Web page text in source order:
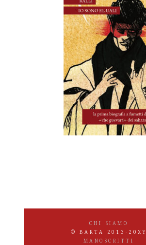
CHI SIAMO
© BARTA 2013-20XY
MANOSCRITTI